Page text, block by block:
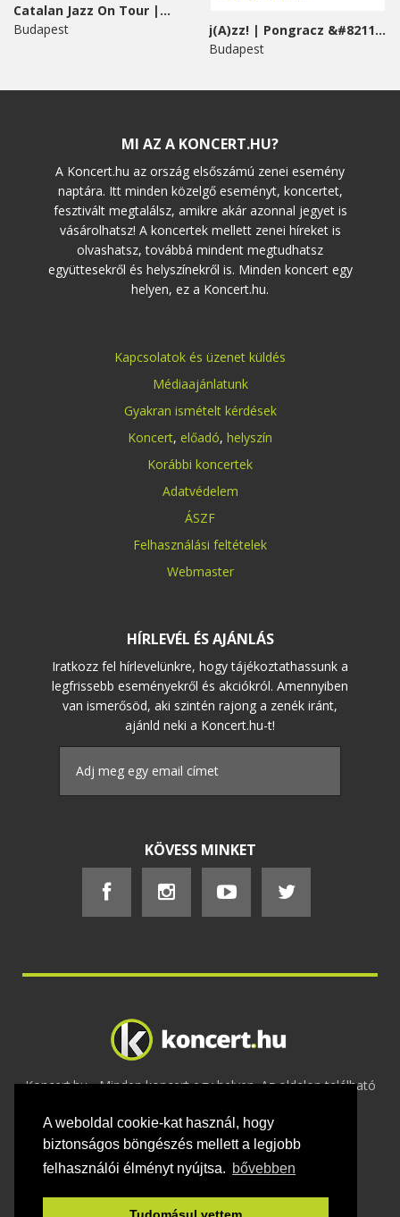
A weboldal cookie-kat használ, hogy
biztonságos böngészés mellett a legjobb
felhasználói élményt nyújtsa. bővebben
Catalan Jazz On Tour |...
Budapest
j(A)zz! | Pongracz &#8211;...
Budapest
MI AZ A KONCERT.HU?
A Koncert.hu az ország elsőszámú zenei esemény
naptára. Itt minden közelgő eseményt, koncertet,
fesztivált megtalálsz, amikre akár azonnal jegyet is
vásárolhatsz! A koncertek mellett zenei híreket is
olvashatsz, továbbá mindent megtudhatsz
együttesekről és helyszínekről is. Minden koncert egy
helyen, ez a Koncert.hu.
Kapcsolatok és üzenet küldés
Médiaajánlatunk
Gyakran ismételt kérdések
Koncert, előadó, helyszín
Korábbi koncertek
Adatvédelem
ÁSZF
Felhasználási feltételek
Webmaster
HÍRLEVÉL ÉS AJÁNLÁS
Iratkozz fel hírlevelünkre, hogy tájékoztathassunk a
legfrissebb eseményekről és akciókról. Amennyiben
van ismerősöd, aki szintén rajong a zenék iránt,
ajánld neki a Koncert.hu-t!
KÖVESS MINKET
Koncert.hu - Minden koncert egy helyen. Az oldalon található
2020 Adatvédelem-ÁSZF-Felhasználási
feltételek-Webmaster- Kapcsolat és üzenet küldés